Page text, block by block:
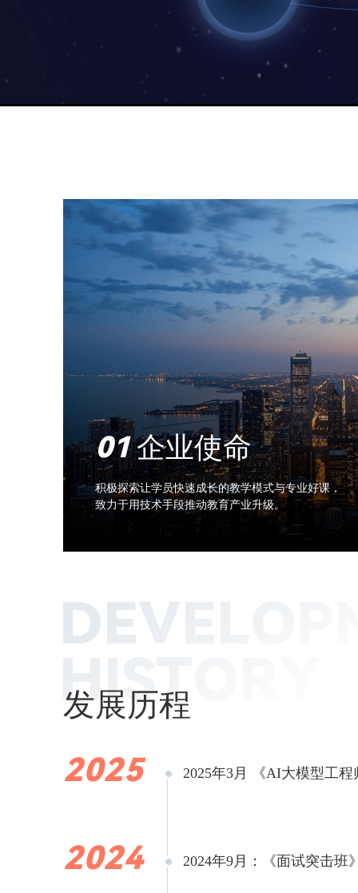
01 企业使命
积极探索让学员快速成长的教学模式与专业好课，
致力于用技术手段推动教育产业升级。
发展历程
2025 2025年3月 《AI大模型工
2024 2024年9月：《面试突击班